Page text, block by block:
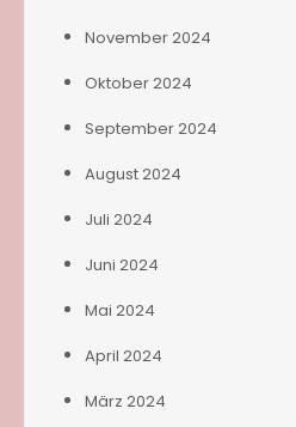
November 2024
Oktober 2024
September 2024
August 2024
Juli 2024
Juni 2024
Mai 2024
April 2024
März 2024